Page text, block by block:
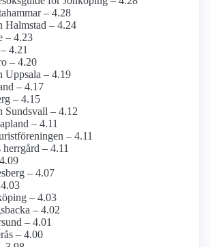
– 4.28
Halmstad – 4.24
– 4.23
4.21
– 4.20
Uppsala – 4.19
– 4.17
– 4.15
Sundsvall – 4.12
– 4.11
– 4.11
herrgård – 4.11
– 4.07
– 4.03
– 4.02
– 4.01
– 4.00